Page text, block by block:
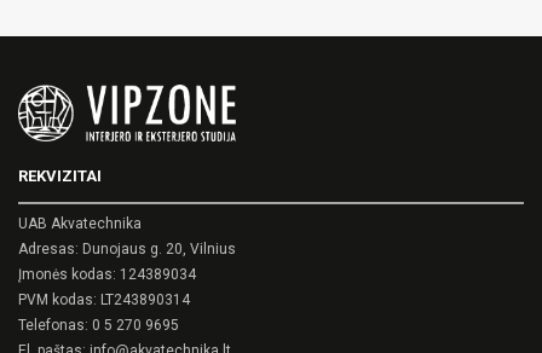
chosen
REKVIZITAI
UAB Akvatechnika
Adresas: Dunojaus g. 20, Vilnius
Įmonės kodas: 124389034
PVM kodas: LT243890314
Telefonas: 0 5 270 9695